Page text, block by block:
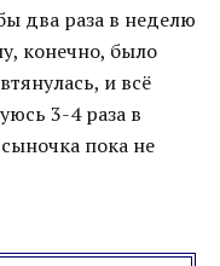
два раза в неделю
конечно, было
и всё
3-4 раза в
пока не